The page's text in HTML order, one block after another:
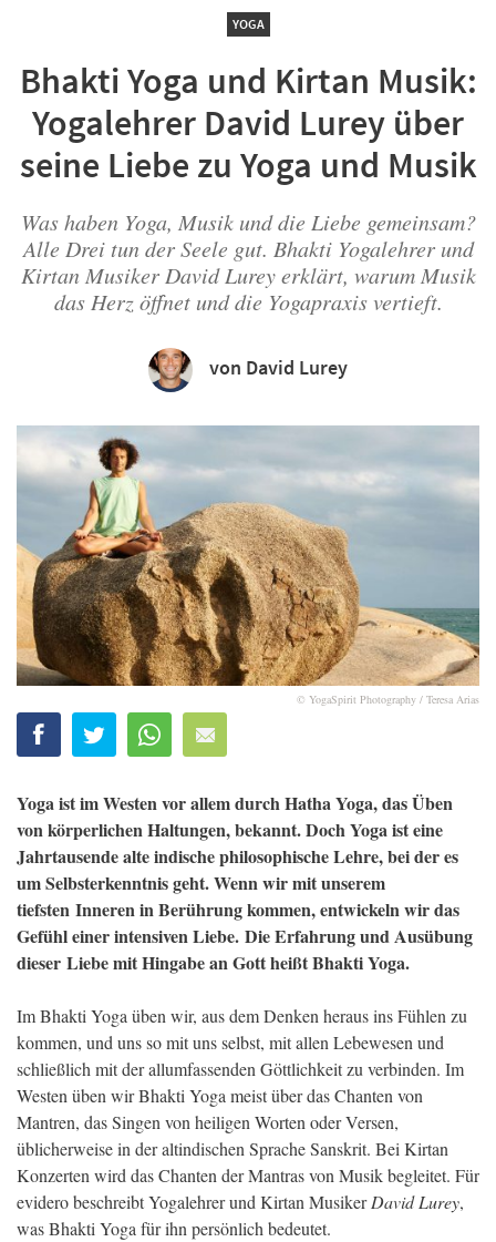
YOGA
Bhakti Yoga und Kirtan Musik:
Yogalehrer David Lurey über
seine Liebe zu Yoga und Musik
Was haben Yoga, Musik und die Liebe gemeinsam?
Alle Drei tun der Seele gut. Bhakti Yogalehrer und
Kirtan Musiker David Lurey erklärt, warum Musik
das Herz öffnet und die Yogapraxis vertieft.
von David Lurey
© YogaSpirit Photography / Teresa Arias
Yoga ist im Westen vor allem durch Hatha Yoga, das Üben
von körperlichen Haltungen, bekannt. Doch Yoga ist eine
Jahrtausende alte indische philosophische Lehre, bei der es
um Selbsterkenntnis geht. Wenn wir mit unserem
tiefsten Inneren in Berührung kommen, entwickeln wir das
Gefühl einer intensiven Liebe. Die Erfahrung und Ausübung
dieser Liebe mit Hingabe an Gott heißt Bhakti Yoga.
Im Bhakti Yoga üben wir, aus dem Denken heraus ins Fühlen zu
kommen, und uns so mit uns selbst, mit allen Lebewesen und
schließlich mit der allumfassenden Göttlichkeit zu verbinden. Im
Westen üben wir Bhakti Yoga meist über das Chanten von
Mantren, das Singen von heiligen Worten oder Versen,
üblicherweise in der altindischen Sprache Sanskrit. Bei Kirtan
Konzerten wird das Chanten der Mantras von Musik begleitet. Für
evidero beschreibt Yogalehrer und Kirtan MusikerDavid Lurey,
was Bhakti Yoga für ihn persönlich bedeutet.